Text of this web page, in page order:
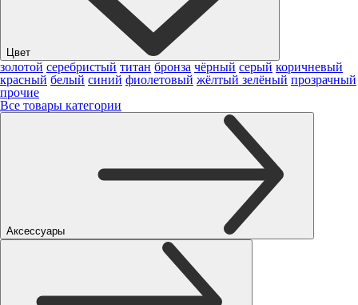
Цвет
золотой серебристый титан бронза чёрный серый коричневый
красный белый синий фиолетовый жёлтый зелёный прозрачный
прочие
Все товары категории
Аксессуары